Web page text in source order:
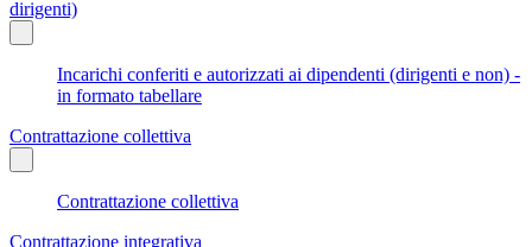
dirigenti)
Incarichi conferiti e autorizzati ai dipendenti (dirigenti e non) -
in formato tabellare
Contrattazione collettiva
Contrattazione collettiva
Contrattazione integrativa